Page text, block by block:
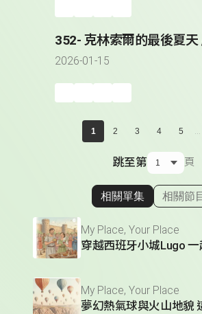
352- 克林索爾的最後夏天
2026-01-15
1 2 3 4 5 ...
跳至第 頁
顯示相關
相關單集 相關節
My Place, Your Place
My Place, Your Place